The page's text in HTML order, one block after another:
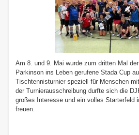
Am 8. und 9. Mai wurde zum dritten Mal
Parkinson ins Leben gerufene Stada Cup
Tischtennisturnier speziell für Menschen
der Turnierausschreibung durfte sich die
großes Interesse und ein volles Starterfeld
freuen.